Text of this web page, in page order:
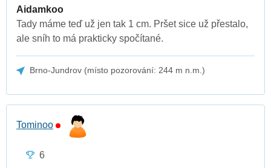
Aidamkoo
Tady máme teď už jen tak 1 cm. Pršet sice už přestalo,
ale sníh to má prakticky spočítané.
Brno-Jundrov (místo pozorování: 244 m n.m.)
Tominoo
6